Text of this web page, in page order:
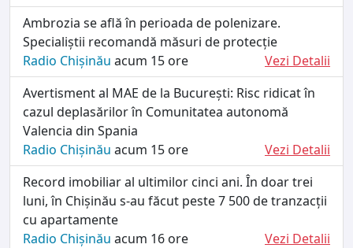
Ambrozia se află în perioada de polenizare.
Specialiștii recomandă măsuri de protecție
Radio Chișinău acum 15 ore
Vezi Detalii
Avertisment al MAE de la București: Risc ridicat în
cazul deplasărilor în Comunitatea autonomă
Valencia din Spania
Radio Chișinău acum 15 ore
Vezi Detalii
Record imobiliar al ultimilor cinci ani. În doar trei
luni, în Chișinău s-au făcut peste 7 500 de tranzacții
cu apartamente
Radio Chișinău acum 16 ore
Vezi Detalii